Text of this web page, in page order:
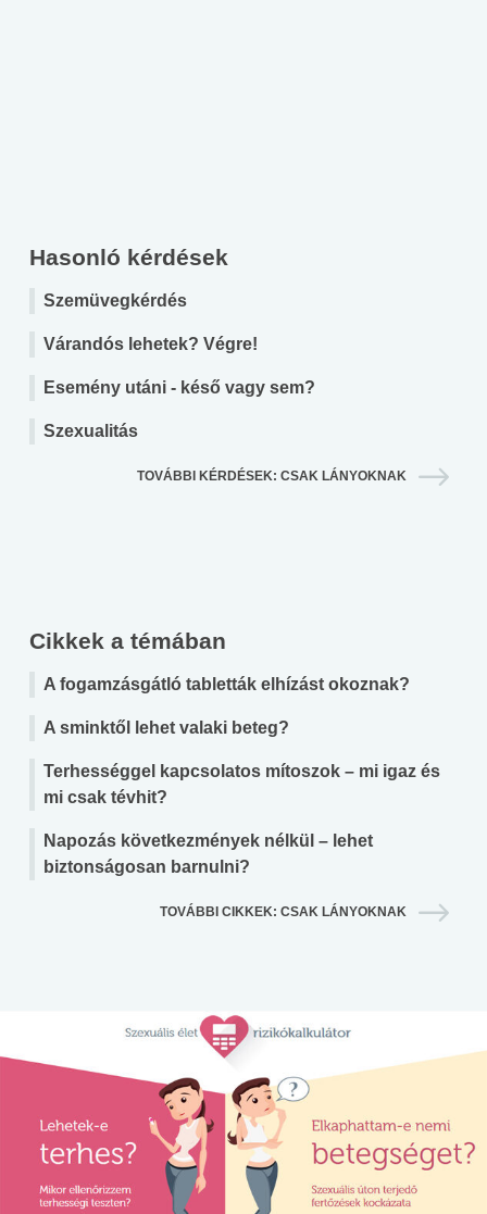
Hasonló kérdések
Szemüvegkérdés
Várandós lehetek? Végre!
Esemény utáni - késő vagy sem?
Szexualitás
TOVÁBBI KÉRDÉSEK: CSAK LÁNYOKNAK
Cikkek a témában
A fogamzásgátló tabletták elhízást okoznak?
A sminktől lehet valaki beteg?
Terhességgel kapcsolatos mítoszok – mi igaz és
mi csak tévhit?
Napozás következmények nélkül – lehet
biztonságosan barnulni?
TOVÁBBI CIKKEK: CSAK LÁNYOKNAK